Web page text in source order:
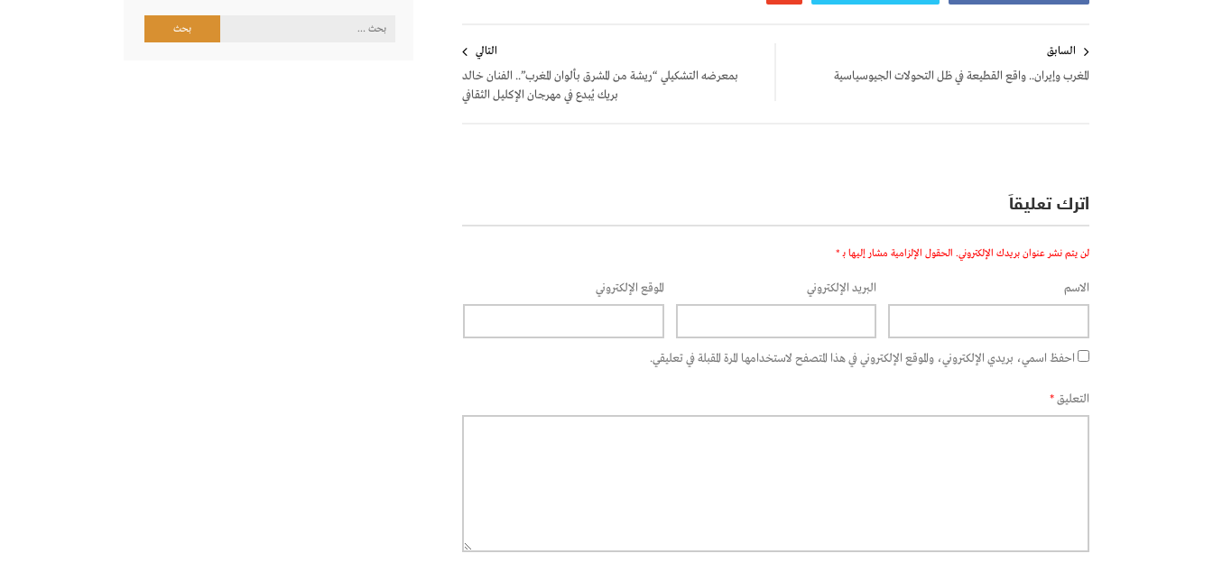
المقالات
السابق
المغرب وإيران.. واقع القطيعة في ظل التحولات الجيوسياسية
التالي
بمعرضه التشكيلي “ريشة من المشرق بألوان المغرب”.. الفنان خالد
بريك يُبدع في مهرجان الإكليل الثقافي
اترك تعليقاً
لن يتم نشر عنوان بريدك الإلكتروني. الحقول الإلزامية مشار إليها بـ *
الاسم البريد الإلكتروني الموقع الإلكتروني
احفظ اسمي، بريدي الإلكتروني، والموقع الإلكتروني في هذا المتصفح لاستخدامها المرة المقبلة في تعليقي.
التعليق*
البحث